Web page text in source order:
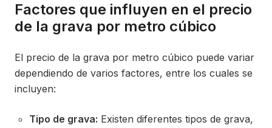
Factores que influyen en el precio
de la grava por metro cúbico
El precio de la grava por metro cúbico puede variar
dependiendo de varios factores, entre los cuales se
incluyen:
Tipo de grava: Existen diferentes tipos de grava,